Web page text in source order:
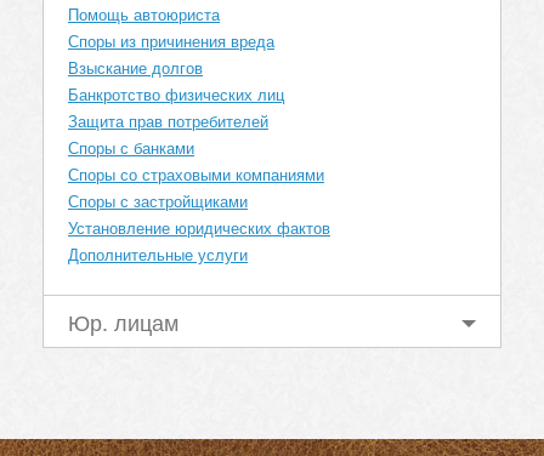
Помощь автоюриста
Споры из причинения вреда
Взыскание долгов
Банкротство физических лиц
Защита прав потребителей
Споры с банками
Споры со страховыми компаниями
Споры с застройщиками
Установление юридических фактов
Дополнительные услуги
Юр. лицам